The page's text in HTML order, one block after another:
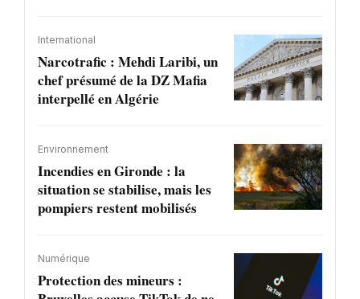
International
Narcotrafic : Mehdi Laribi, un
chef présumé de la DZ Mafia
interpellé en Algérie
Environnement
Incendies en Gironde : la
situation se stabilise, mais les
pompiers restent mobilisés
Numérique
Protection des mineurs :